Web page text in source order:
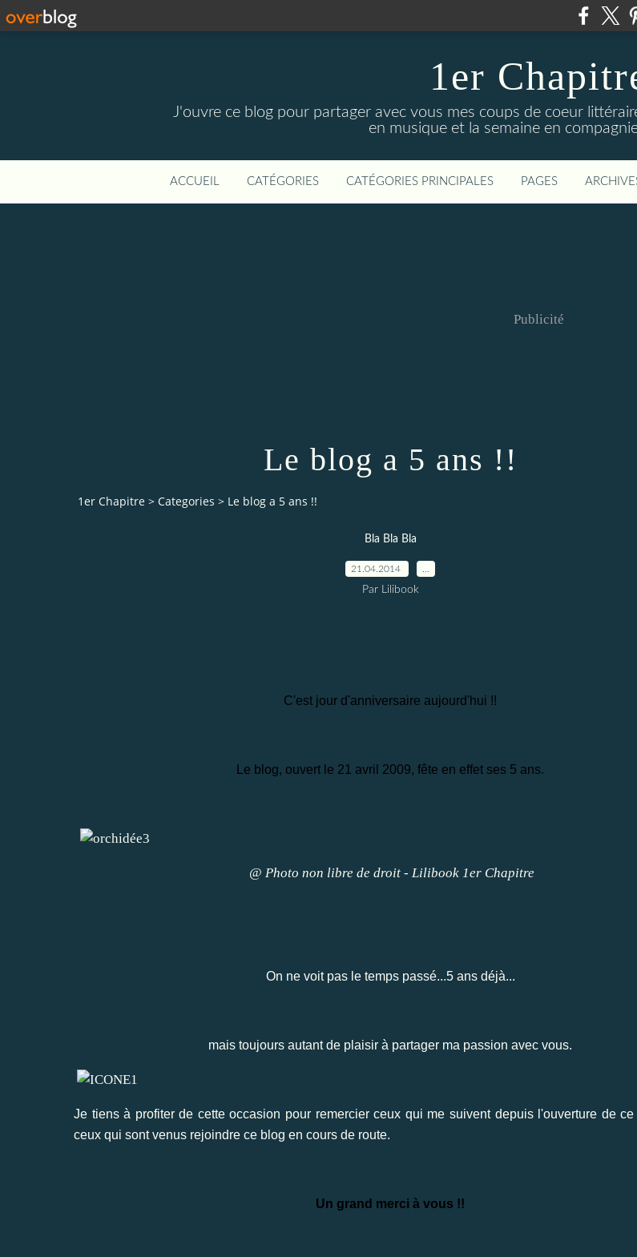
1er
J'ouvre ce blog pour partager avec vous mes coups de coeur
en musique et la semaine en
ACCUEIL CATÉGORIES CATÉGORIES PRINCIPALES PAGES
Publicité
Le blog a 5 ans !!
1er Chapitre > Categories > Le blog a 5 ans !!
Bla Bla Bla
21.04.2014
Par Lilibook
C'est jour d'anniversaire aujourd'hui !!
Le blog, ouvert le 21 avril 2009, fête en effet ses 5 ans.
@ Photo non libre de droit - Lilibook 1er Chapitre
On ne voit pas le temps passé...5 ans déjà...
mais toujours autant de plaisir à partager ma passion avec vous.
Je tiens à profiter de cette occasion pour remercier ceux qui me suivent depuis l'ouverture de
ceux qui sont venus rejoindre ce blog en cours de route.
Un grand merci à vous !!